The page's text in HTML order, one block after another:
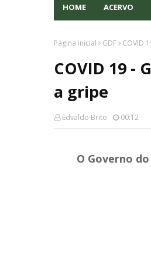
HOME ACERVO
Página inicial GDF COVID
COVID 19 -
a gripe
Edvaldo Brito 00:12
O Governo